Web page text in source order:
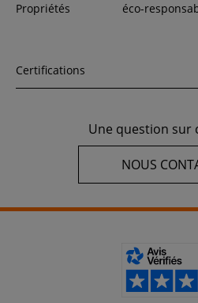
Propriétés éco-
Certifications
Une question sur
NOUS